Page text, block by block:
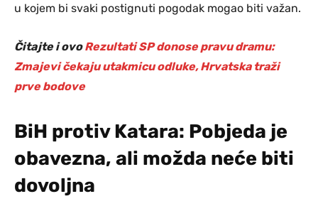
u kojem bi svaki postignuti pogodak mogao biti važan.
Čitajte i ovoRezultati SP donose pravu dramu:
Zmajevi čekaju utakmicu odluke, Hrvatska traži
prve bodove
BiH protiv Katara: Pobjeda je
obavezna, ali možda neće biti
dovoljna